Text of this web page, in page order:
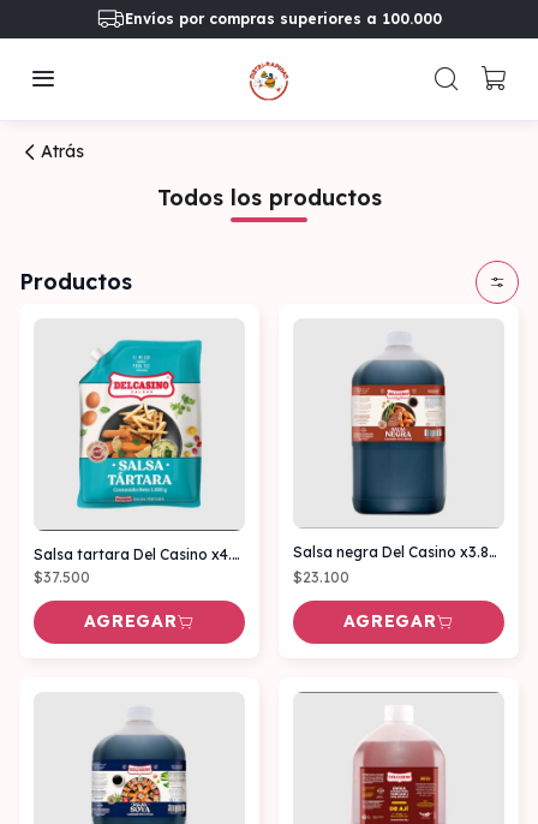
Envíos por compras superiores a 100.000
Atrás
Todos los productos
Productos
Salsa tartara Del Casino x4.000 gr
$37.500
AGREGAR
Salsa negra Del Casino x3.800ml
$23.100
AGREGAR